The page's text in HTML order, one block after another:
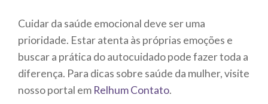
Cuidar da saúde emocional deve ser uma
prioridade. Estar atenta às próprias emoções e
buscar a prática do autocuidado pode fazer toda a
diferença. Para dicas sobre saúde da mulher, visite
nosso portal em Relhum Contato.